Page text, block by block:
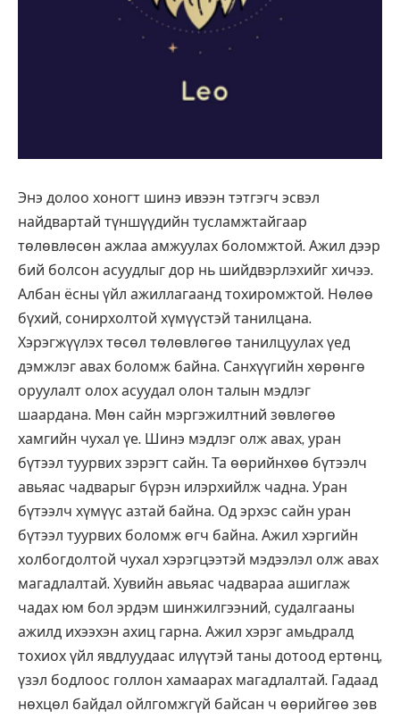
Энэ долоо хоногт шинэ ивээн тэтгэгч эсвэл
найдвартай түншүүдийн тусламжтайгаар
төлөвлөсөн ажлаа амжуулах боломжтой. Ажил дээр
бий болсон асуудлыг дор нь шийдвэрлэхийг хичээ.
Албан ёсны үйл ажиллагаанд тохиромжтой. Нөлөө
бүхий, сонирхолтой хүмүүстэй танилцана.
Хэрэгжүүлэх төсөл төлөвлөгөө танилцуулах үед
дэмжлэг авах боломж байна. Санхүүгийн хөрөнгө
оруулалт олох асуудал олон талын мэдлэг
шаардана. Мөн сайн мэргэжилтний зөвлөгөө
хамгийн чухал үе. Шинэ мэдлэг олж авах, уран
бүтээл туурвих зэрэгт сайн. Та өөрийнхөө бүтээлч
авьяас чадварыг бүрэн илэрхийлж чадна. Уран
бүтээлч хүмүүс азтай байна. Од эрхэс сайн уран
бүтээл туурвих боломж өгч байна. Ажил хэргийн
холбогдолтой чухал хэрэгцээтэй мэдээлэл олж авах
магадлалтай. Хувийн авьяас чадвараа ашиглаж
чадах юм бол эрдэм шинжилгээний, судалгааны
ажилд ихээхэн ахиц гарна. Ажил хэрэг амьдралд
тохиох үйл явдлуудаас илүүтэй таны дотоод ертөнц,
үзэл бодлоос голлон хамаарах магадлалтай. Гадаад
нөхцөл байдал ойлгомжгүй байсан ч өөрийгөө зөв